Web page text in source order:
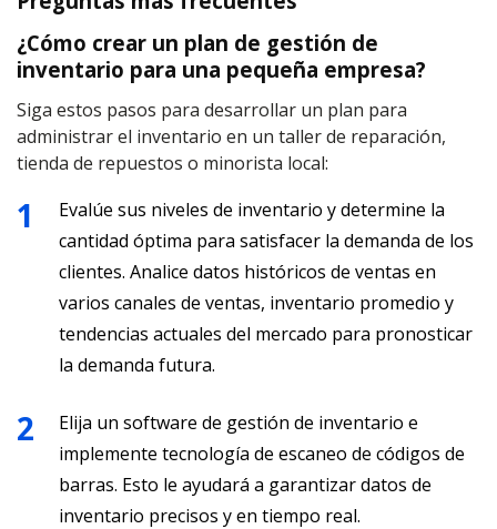
¿Cómo crear un plan de gestión de
inventario para una pequeña empresa?
Siga estos pasos para desarrollar un plan para
administrar el inventario en un taller de reparación,
tienda de repuestos o minorista local:
Evalúe sus niveles de inventario y determine la
cantidad óptima para satisfacer la demanda de los
clientes. Analice datos históricos de ventas en
varios canales de ventas, inventario promedio y
tendencias actuales del mercado para pronosticar
la demanda futura.
Elija un software de gestión de inventario e
implemente tecnología de escaneo de códigos de
barras. Esto le ayudará a garantizar datos de
inventario precisos y en tiempo real.